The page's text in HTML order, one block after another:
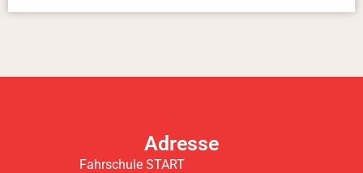
Adresse
Fahrschule START